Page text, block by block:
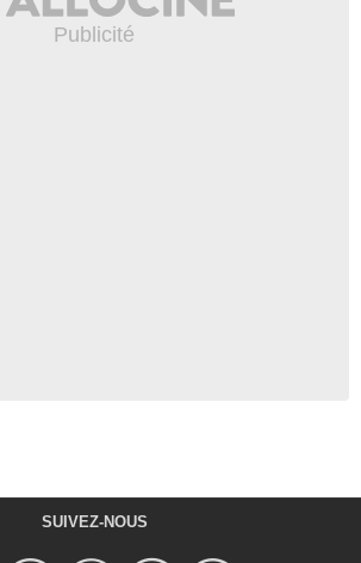
SUIVEZ-NOUS